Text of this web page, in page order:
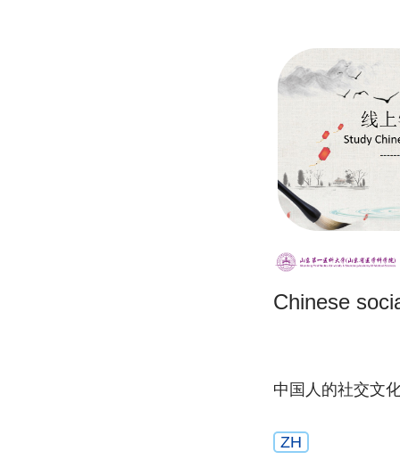
Chinese
中国人的社交文
ZH